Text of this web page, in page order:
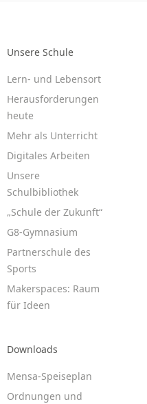
Unsere Schule
Lern- und Lebensort
Herausforderungen
heute
Mehr als Unterricht
Digitales Arbeiten
Unsere
Schulbibliothek
„Schule der Zukunft“
G8-Gymnasium
Partnerschule des
Sports
Makerspaces: Raum
für Ideen
Downloads
Mensa-Speiseplan
Ordnungen und